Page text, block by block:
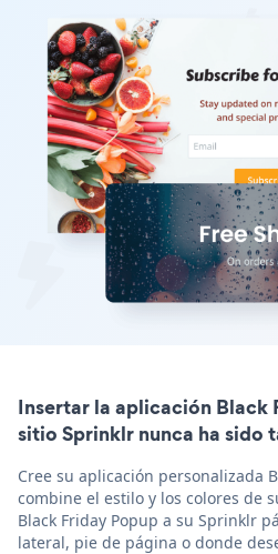
Insertar la aplicación Black
sitio Sprinklr nunca ha sido
Cree su aplicación personalizada
combine el estilo y los colores de
Black Friday Popup a su Sprinklr
lateral, pie de página o donde